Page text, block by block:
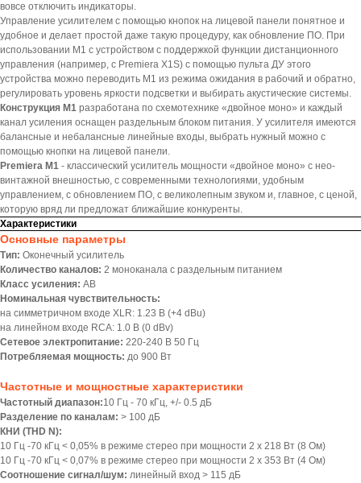
вовсе отключить индикаторы.
Управление усилителем с помощью кнопок на лицевой панели понятное и
удобное и делает простой даже такую процедуру, как обновление ПО. При
использовании M1 с устройством с поддержкой функции дистанционного
управления (например, с Premiera X1S) с помощью пульта ДУ этого
устройства можно переводить M1 из режима ожидания в рабочий и обратно,
регулировать уровень яркости подсветки и выбирать акустические системы.
Конструкция M1 разработана по схемотехнике «двойное моно» и каждый
канал усиления оснащен раздельным блоком питания. У усилителя имеются
балансные и небалансные линейные входы, выбрать нужный можно с
помощью кнопки на лицевой панели.
Premiera M1 - классический усилитель мощности «двойное моно» с нео-
винтажной внешностью, с современными технологиями, удобным
управлением, с обновлением ПО, с великолепным звуком и, главное, с ценой,
которую вряд ли предложат ближайшие конкуренты.
Характеристики
Основные параметры
Тип: Оконечный усилитель
Количество каналов: 2 моноканала с раздельным питанием
Класс усиления: AB
Номинальная чувствительность:
на симметричном входе XLR: 1.23 В (+4 dBu)
на линейном входе RCA: 1.0 В (0 dBv)
Сетевое электропитание: 220-240 В 50 Гц
Потребляемая мощность: до 900 Вт
Частотные и мощностные характеристики
Частотный диапазон:10 Гц - 70 кГц, +/- 0.5 дБ
Разделение по каналам: > 100 дБ
КНИ (THD N):
10 Гц -70 кГц < 0,05% в режиме стерео при мощности 2 х 218 Вт (8 Ом)
10 Гц -70 кГц < 0,07% в режиме стерео при мощности 2 х 353 Вт (4 Ом)
Соотношение сигнал/шум: линейный вход > 115 дБ